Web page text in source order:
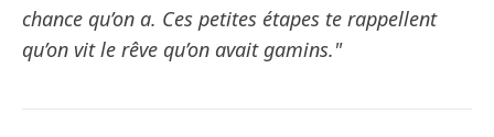
chance qu’on a. Ces petites étapes te rappellent
qu’on vit le rêve qu’on avait gamins."